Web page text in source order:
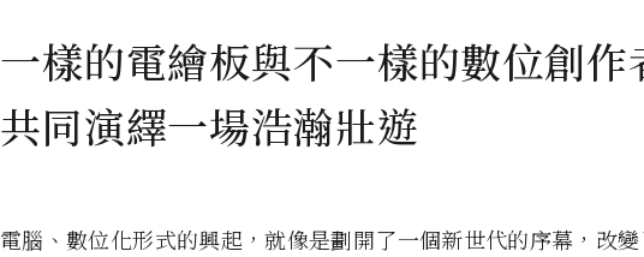
一樣的電繪板與不一樣的數位創作
共同演繹一場浩瀚壯遊
電腦、數位化形式的興起，就像是劃開了一個新世代的序幕，改